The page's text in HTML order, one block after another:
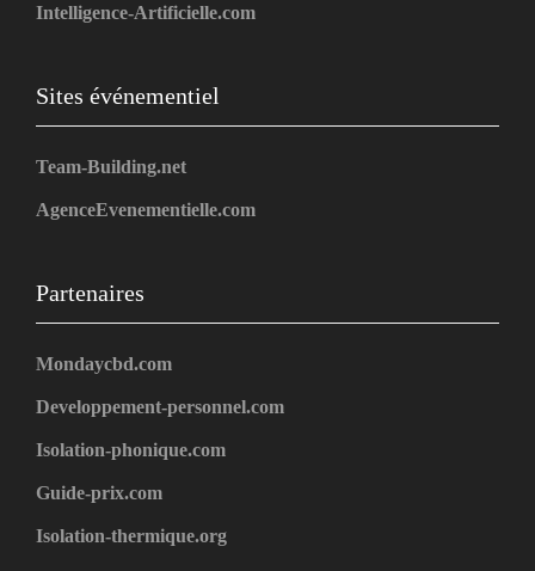
Intelligence-Artificielle.com
Sites événementiel
Team-Building.net
AgenceEvenementielle.com
Partenaires
Mondaycbd.com
Developpement-personnel.com
Isolation-phonique.com
Guide-prix.com
Isolation-thermique.org